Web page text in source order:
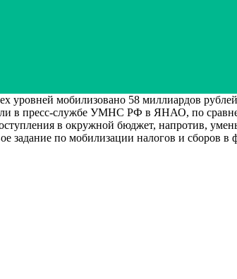
мобилизовано 58 миллиардов
в пресс-службе УМНС РФ в ЯНАО, по
в окружной бюджет, напротив,
задание по мобилизации налогов и сборов